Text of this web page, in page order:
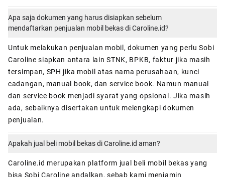
Apa saja dokumen yang harus disiapkan sebelum
mendaftarkan penjualan mobil bekas di Caroline.id?
Untuk melakukan penjualan mobil, dokumen yang perlu Sobi
Caroline siapkan antara lain STNK, BPKB, faktur jika masih
tersimpan, SPH jika mobil atas nama perusahaan, kunci
cadangan, manual book, dan service book. Namun manual
dan service book menjadi syarat yang opsional. Jika masih
ada, sebaiknya disertakan untuk melengkapi dokumen
penjualan.
Apakah jual beli mobil bekas di Caroline.id aman?
Caroline.id merupakan platform jual beli mobil bekas yang
bisa Sobi Caroline andalkan, sebab kami menjamin